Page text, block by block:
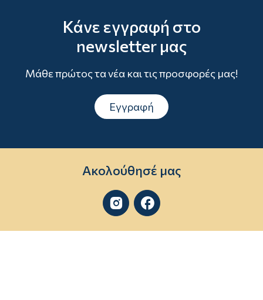
Κάνε εγγραφή στο
newsletter μας
Μάθε πρώτος τα νέα και τις προσφορές μας!
Εγγραφή
Ακολούθησέ μας
 